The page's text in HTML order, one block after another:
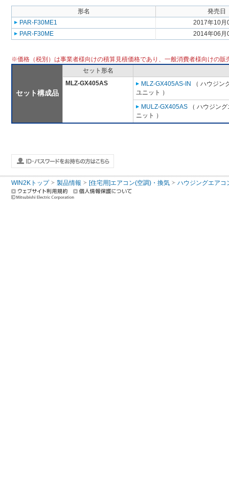
形名
発売日
PAR-F30ME1
2017年10月
PAR-F30ME
2014年06月
※価格（税別）は事業者様向けの積算見積価格であり、一般消費者様向けの販
セット構成品
セット形名
MLZ-GX405AS
MLZ-GX405AS-IN
（ ハウジン
ユニット ）
MULZ-GX405AS （ ハウジン
ニット ）
WIN2Kトップ 製品情報 [住宅用]エアコン(空調)・換気 ハウジングエアコ